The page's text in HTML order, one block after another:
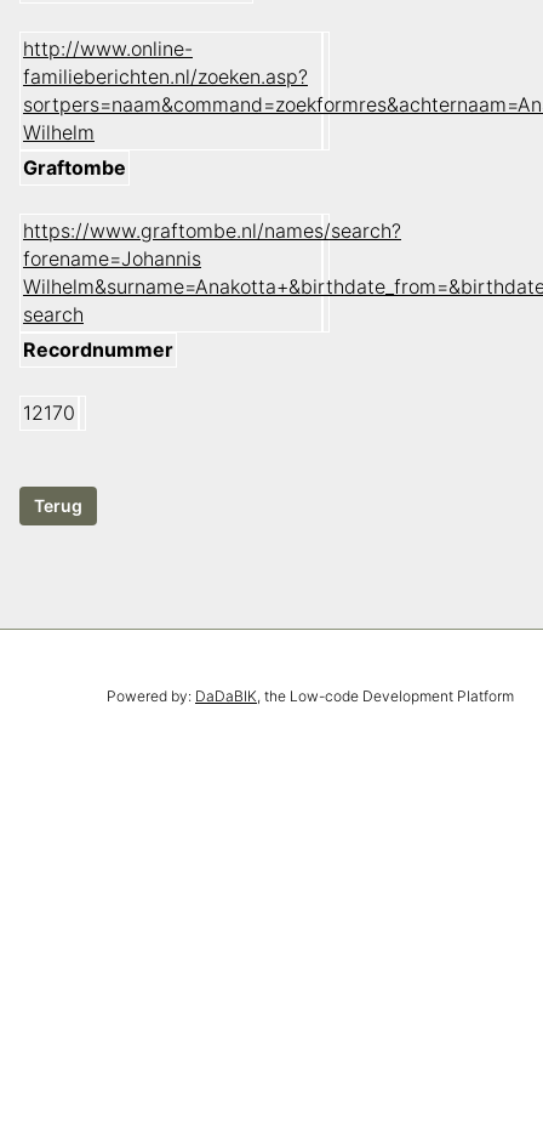
http://www.online-
familieberichten.nl/zoeken.asp?
Wilhelm
Graftombe
https://www.graftombe.nl/names/search?
forename=Johannis
search
Recordnummer
12170
Powered by: DaDaBIK, the Low-code Development Platform